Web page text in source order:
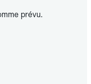
prévu.